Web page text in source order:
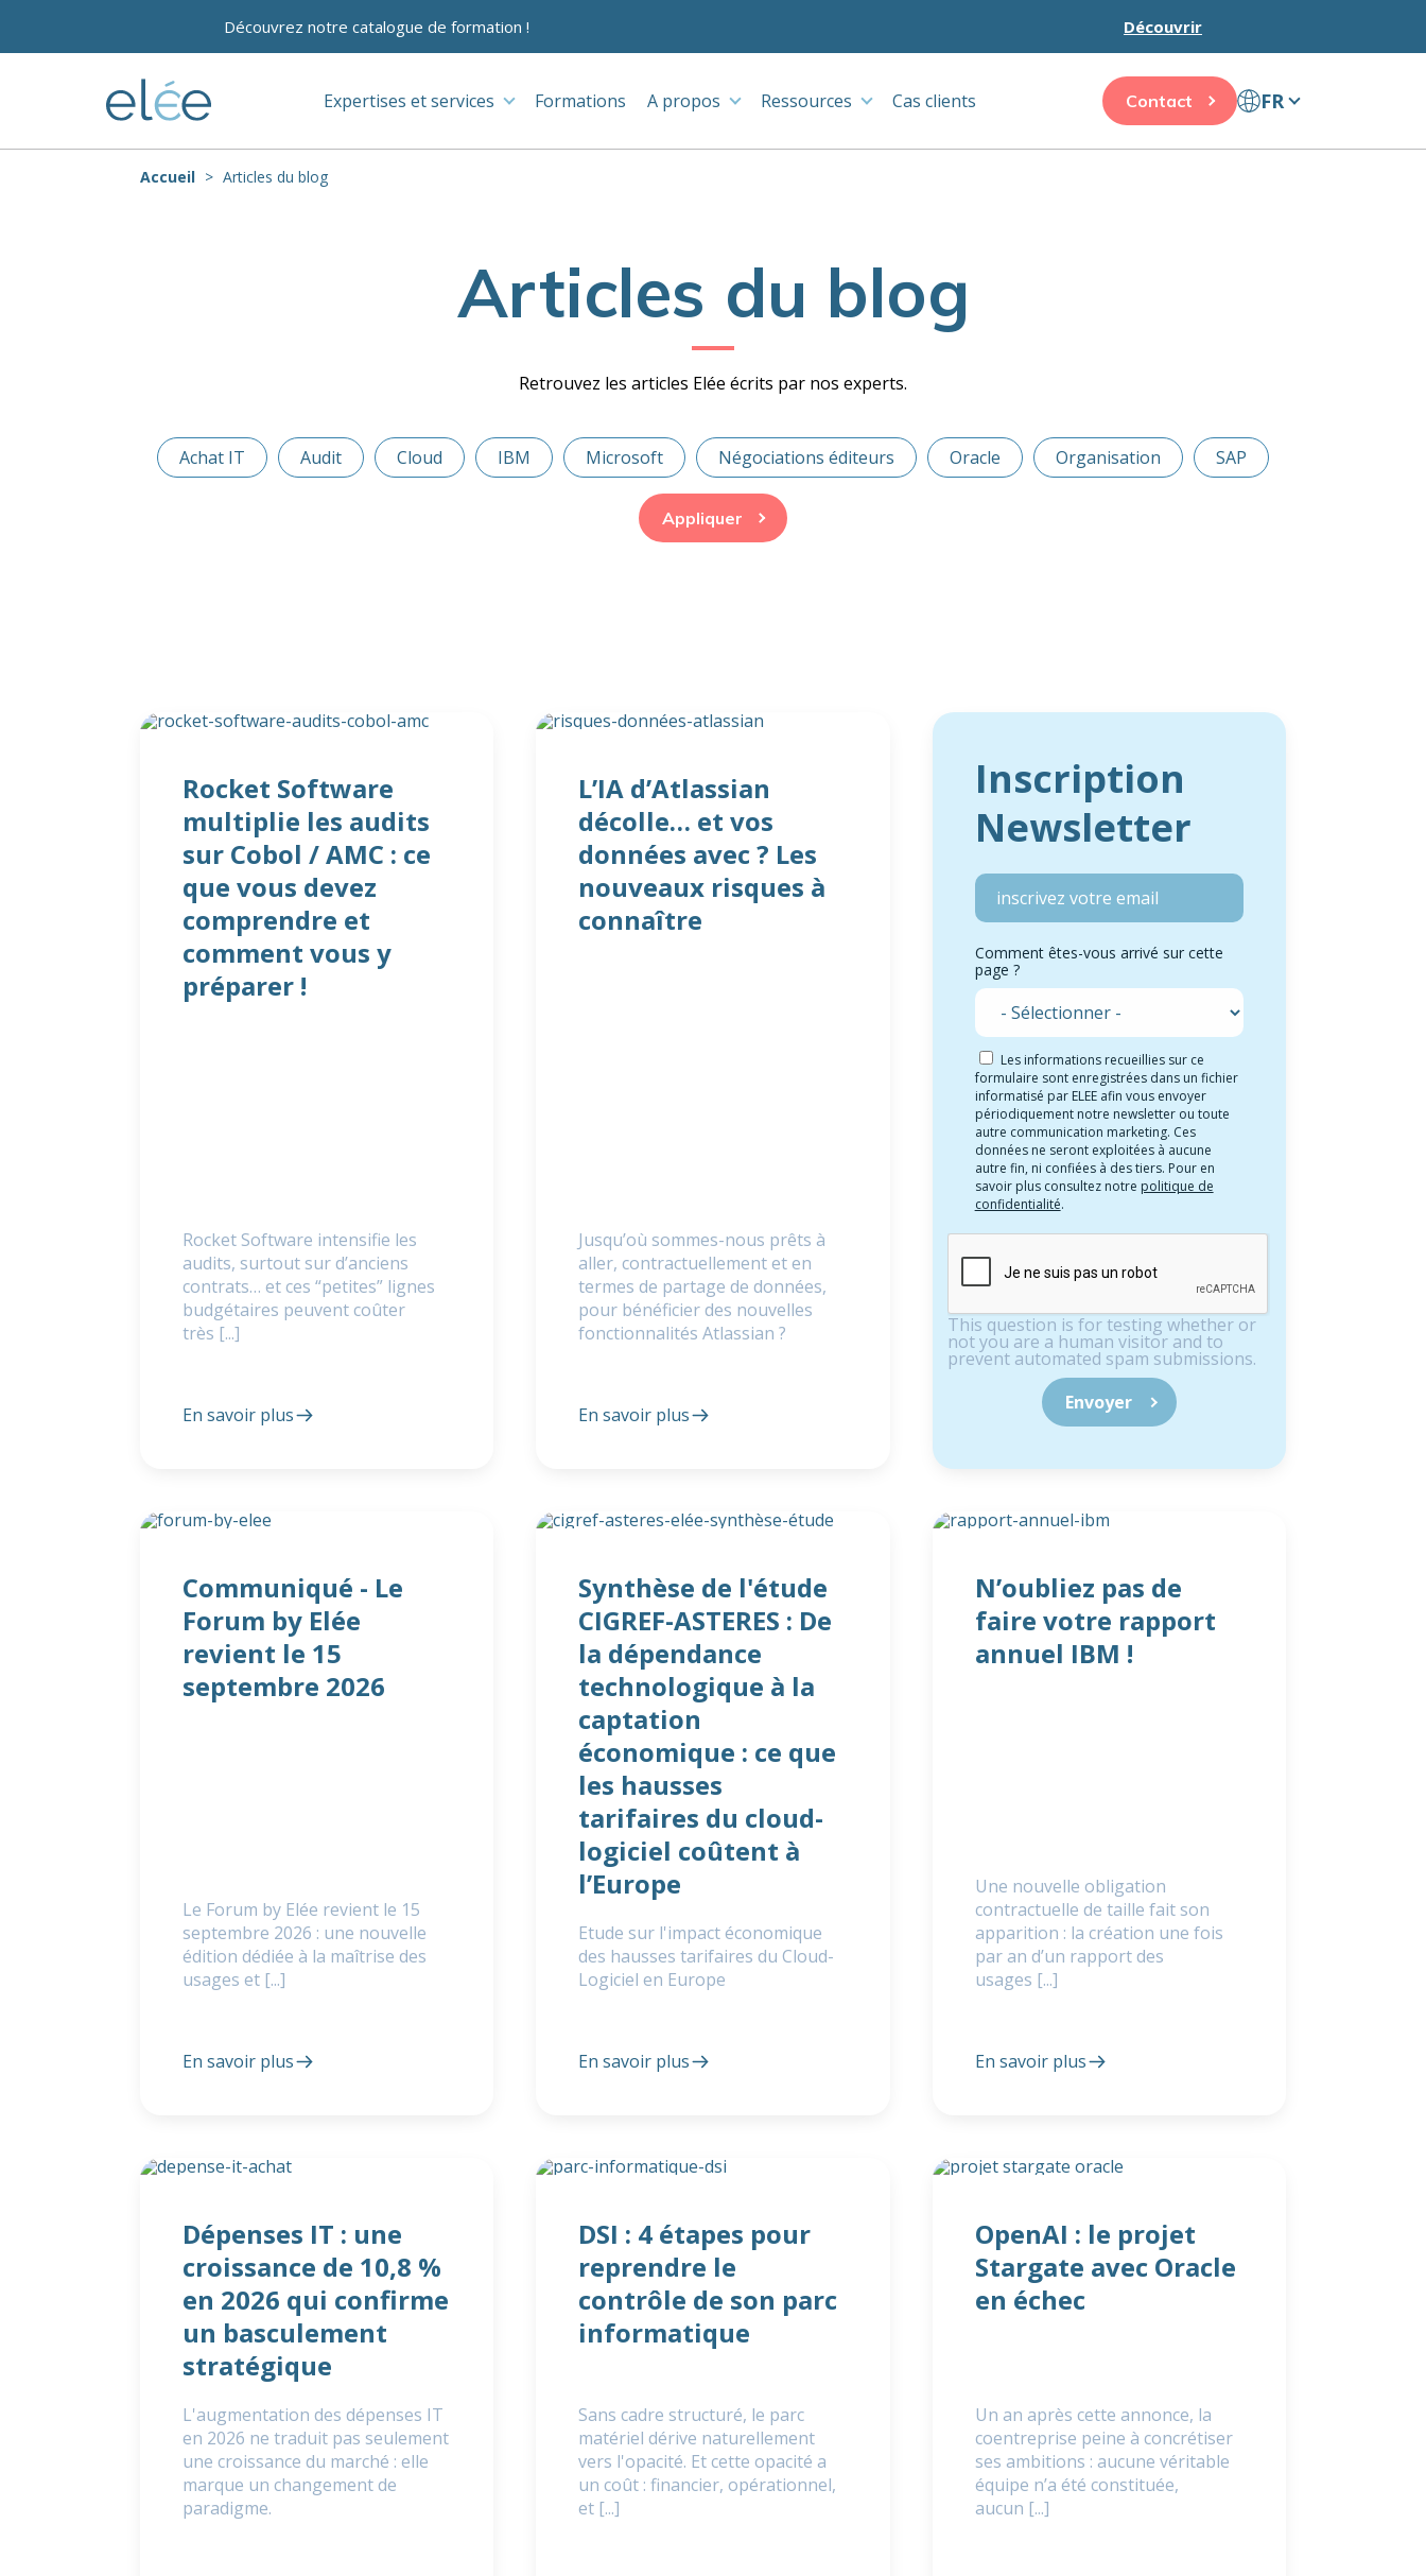
Découvrez notre catalogue de formation ! Découvrir
Expertises et services Formations A propos Ressources Cas clients Contact FR
Accueil Articles du blog
Articles du blog
Retrouvez les articles Elée écrits par nos experts.
Achat IT Audit Cloud IBM Microsoft Négociations éditeurs Oracle Organisation SAP
Appliquer
Inscription
Newsletter
Comment êtes-vous arrivé sur cette
page ?
Les informations recueillies sur ce
formulaire sont enregistrées dans un fichier
informatisé par ELEE afin vous envoyer
périodiquement notre newsletter ou toute
autre communication marketing. Ces
données ne seront exploitées à aucune
autre fin, ni confiées à des tiers. Pour en
savoir plus consultez notre politique de
confidentialité.
This question is for testing whether or
not you are a human visitor and to
prevent automated spam submissions.
Rocket Software
multiplie les audits
sur Cobol / AMC : ce
que vous devez
comprendre et
comment vous y
préparer !
Rocket Software intensifie les
audits, surtout sur d’anciens
contrats… et ces “petites” lignes
budgétaires peuvent coûter
très [...]
En savoir plus
L’IA d’Atlassian
décolle… et vos
données avec ? Les
nouveaux risques à
connaître
Jusqu’où sommes-nous prêts à
aller, contractuellement et en
termes de partage de données,
pour bénéficier des nouvelles
fonctionnalités Atlassian ?
En savoir plus
Communiqué - Le
Forum by Elée
revient le 15
septembre 2026
Le Forum by Elée revient le 15
septembre 2026 : une nouvelle
édition dédiée à la maîtrise des
usages et [...]
En savoir plus
Synthèse de l'étude
CIGREF-ASTERES : De
la dépendance
technologique à la
captation
économique : ce que
les hausses
tarifaires du cloud-
logiciel coûtent à
l’Europe
Etude sur l'impact économique
des hausses tarifaires du Cloud-
Logiciel en Europe
En savoir plus
N’oubliez pas de
faire votre rapport
annuel IBM !
Une nouvelle obligation
contractuelle de taille fait son
apparition : la création une fois
par an d’un rapport des
usages [...]
En savoir plus
Dépenses IT : une
croissance de 10,8 %
en 2026 qui confirme
un basculement
stratégique
L'augmentation des dépenses IT
en 2026 ne traduit pas seulement
une croissance du marché : elle
marque un changement de
paradigme.
DSI : 4 étapes pour
reprendre le
contrôle de son parc
informatique
Sans cadre structuré, le parc
matériel dérive naturellement
vers l'opacité. Et cette opacité a
un coût : financier, opérationnel,
et [...]
OpenAI : le projet
Stargate avec Oracle
en échec
Un an après cette annonce, la
coentreprise peine à concrétiser
ses ambitions : aucune véritable
équipe n’a été constituée,
aucun [...]